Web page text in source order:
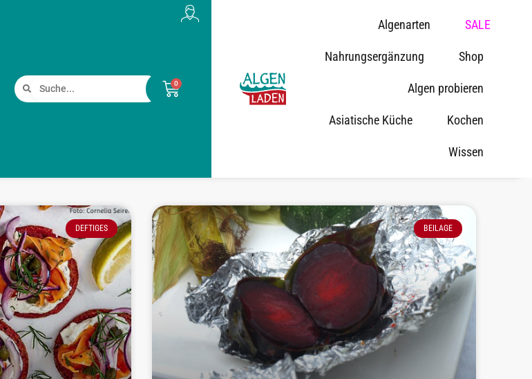
0
Algenarten SALE
Nahrungsergänzung Shop
Algen probieren
Asiatische Küche Kochen
Wissen
DEFTIGES BEILAGE